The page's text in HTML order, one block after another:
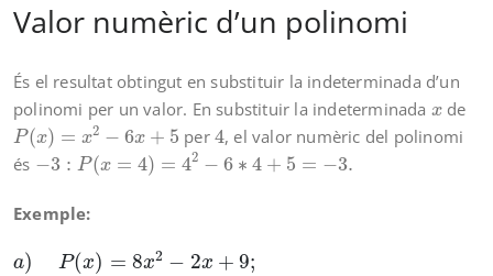
Valor numèric d’un polinomi
És el resultat obtingut en substituir la indeterminada d’un
polinomi per un valor. En substituir la indeterminada x
xde
P(x) = x2 − 6x + 5
P(x = 6 5 per 4
4, el valor numèric del polinomi
és −3 : P(x = 4) = 42 − 6 ∗ 4 + 5 = −3.
−3: x= =42− 6∗4+ 5=−3.
Exemple:
a) P(x) = 8x2 − 2x + 9;
) x)= x 2 + P( = )=